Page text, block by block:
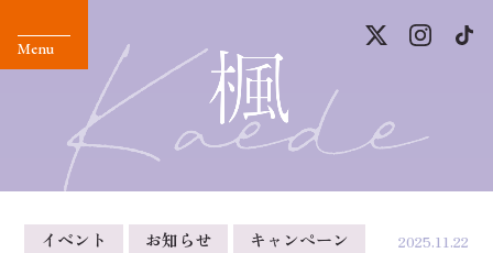
2025.11.22
イベント お知らせ キャンペーン